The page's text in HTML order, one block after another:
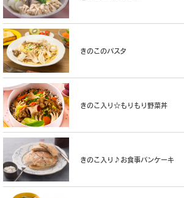
きのこのパスタ
きのこ入り☆もりもり野菜丼
きのこ入り♪お食事パンケーキ